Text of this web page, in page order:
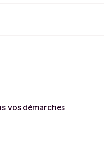
vos démarches